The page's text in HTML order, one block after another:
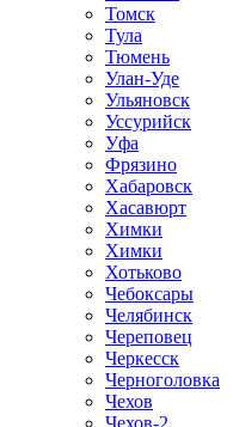
Томск
Тула
Тюмень
Улан-Уде
Ульяновск
Уссурийск
Уфа
Фрязино
Хабаровск
Хасавюрт
Химки
Химки
Хотьково
Чебоксары
Челябинск
Череповец
Черкесск
Черноголовка
Чехов
Чехов-2